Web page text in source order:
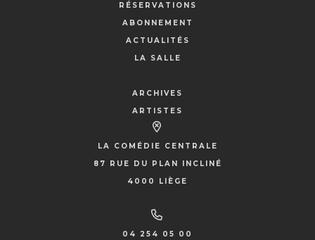
RÉSERVATIONS
ABONNEMENT
ACTUALITÉS
LA SALLE
ARCHIVES
ARTISTES
LA COMÉDIE CENTRALE
87 RUE DU PLAN INCLINÉ
4000 LIÈGE
04 254 05 00